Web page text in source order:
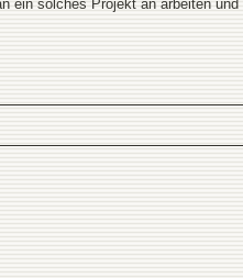
ein solches Projekt an arbeiten